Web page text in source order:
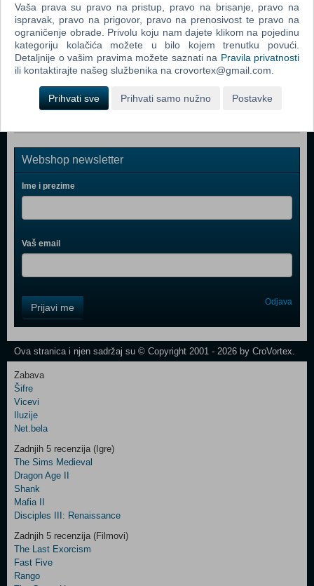
F1 2021 (PS 5)
Gear.Club Unlimited 2: Ultimate Edition (N) (PS 5)
Tour de France 2021 (N) (PS 5)
Webshop newsletter
Ime i prezime
Vaš email
Field
One
Control
Two
Newsletter
Control
Field
Three
Prijavi me Odjava
Ova stranica i njen sadržaj su © Copyright 2001 - 2026 by CroVortex.
Zabava
Šifre
Vicevi
Iluzije
Net.bela
Zadnjih 5 recenzija (Igre)
The Sims Medieval
Dragon Age II
Shank
Mafia II
Disciples III: Renaissance
Zadnjih 5 recenzija (Filmovi)
The Last Exorcism
Fast Five
Rango
Vaša prava su pravo na pristup, pravo na brisanje, pravo na
ispravak, pravo na prigovor, pravo na prenosivost te pravo na
ograničenje obrade. Privolu koju nam dajete klikom na pojedinu
kategoriju kolačića možete u bilo kojem trenutku povući.
Detaljnije o vašim pravima možete saznati na Pravila privatnosti
ili kontaktirajte našeg službenika na crovortex@gmail.com.
Prihvati sve Prihvati samo nužno Postavke